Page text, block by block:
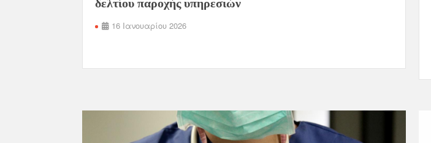
δελτίου παροχής υπηρεσιών
16 Ιανουαρίου 2026